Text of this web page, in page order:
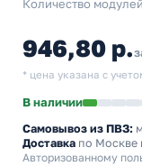
Количество модулей
946,80 р.
* цена указана с
В наличии
Самовывоз из ПВЗ:
Доставка по Москве
Авторизованному